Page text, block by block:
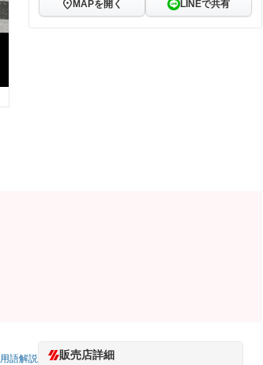
MAPを開く LINEで共有
用語解説 販売店詳細